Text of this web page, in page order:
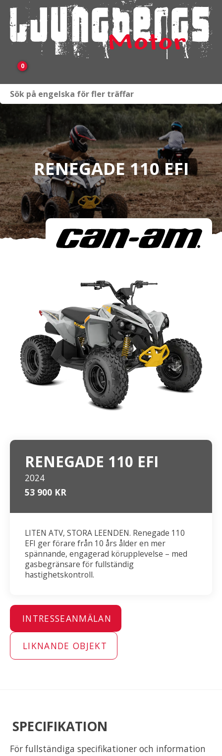
0
Fordon i lager
Verkstad
KAMPANJ
BRP
Släpvagnar & Skylift
Om oss
RENEGADE 110 EFI
RENEGADE 110 EFI
2024
53 900 KR
LITEN ATV, STORA LEENDEN. Renegade 110
EFI ger förare från 10 års ålder en mer
spännande, engagerad körupplevelse – med
gasbegränsare för fullständig
hastighetskontroll.
INTRESSEANMÄLAN
LIKNANDE OBJEKT
SPECIFIKATION
För fullständiga specifikationer och information